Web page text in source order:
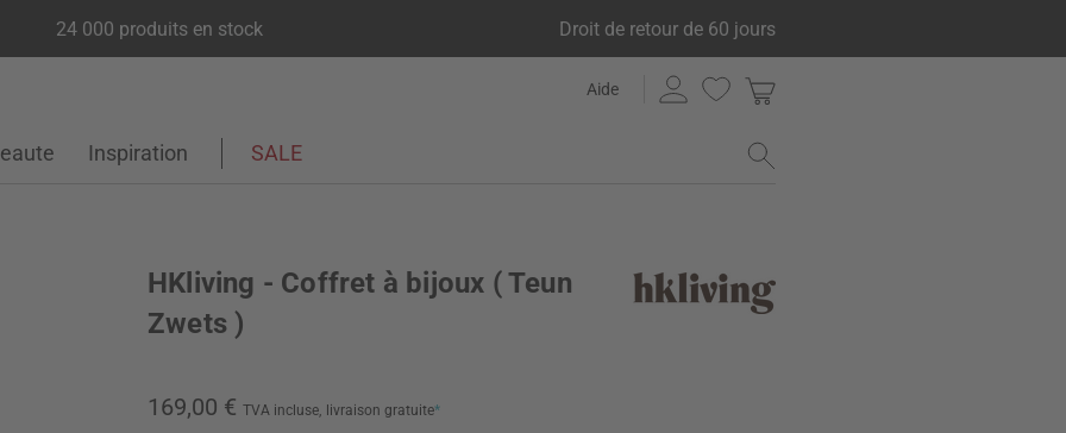
24 000 produits en stock Droit de retour de 60 jours
Aide
Inspiration SALE
HKliving - Coffret à bijoux ( Teun
Zwets )
169,00 € TVA incluse, livraison gratuite*